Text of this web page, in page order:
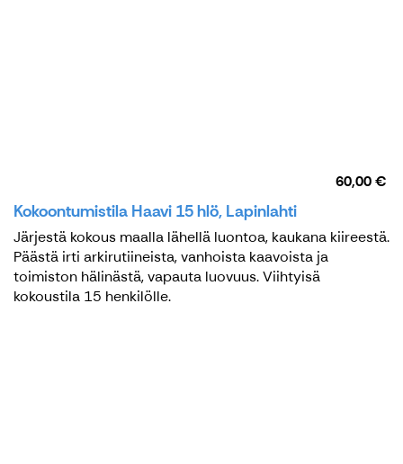
60,00 €
Kokoontumistila Haavi 15 hlö, Lapinlahti
Järjestä kokous maalla lähellä luontoa, kaukana kiireestä.
Päästä irti arkirutiineista, vanhoista kaavoista ja
toimiston hälinästä, vapauta luovuus. Viihtyisä
kokoustila 15 henkilölle.